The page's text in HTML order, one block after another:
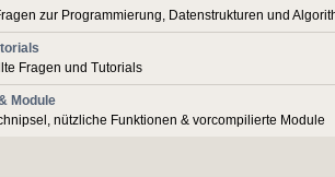
zur Programmierung, Datenstrukturen und
Fragen und Tutorials
Module
nützliche Funktionen & vorcompilierte Module